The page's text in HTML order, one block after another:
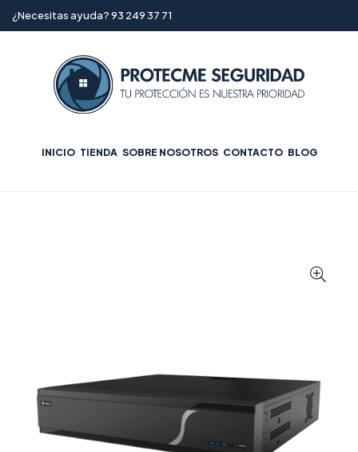
¿Necesitas ayuda? 93 249 37 71
INICIO TIENDA SOBRE NOSOTROS CONTACTO BLOG